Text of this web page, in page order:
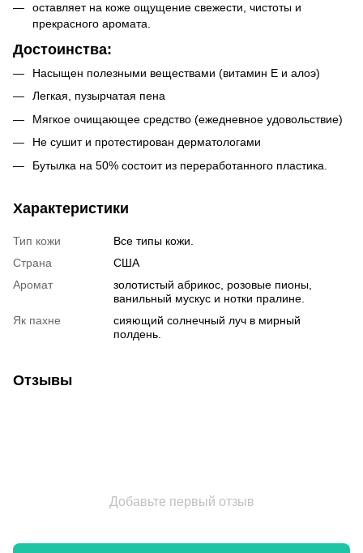
оставляет на коже ощущение свежести, чистоты и
прекрасного аромата.
Достоинства:
Насыщен полезными веществами (витамин Е и алоэ)
Легкая, пузырчатая пена
Мягкое очищающее средство (ежедневное удовольствие)
Не сушит и протестирован дерматологами
Бутылка на 50% состоит из переработанного пластика.
Характеристики
Тип кожи
Все типы кожи.
Страна
США
Аромат
золотистый абрикос, розовые пионы,
ванильный мускус и нотки пралине.
Як пахне
сияющий солнечный луч в мирный
полдень.
Отзывы
Добавьте первый отзыв